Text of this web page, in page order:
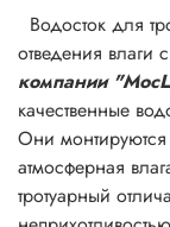
Водосток для
отведения влаги
компании
качественные
Они
атмосферная
тротуарный